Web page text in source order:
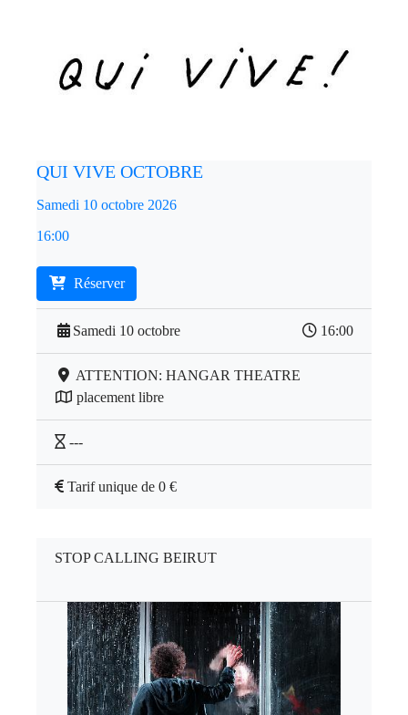
QUI VIVE OCTOBRE
Samedi 10 octobre 2026
16:00
Réserver
Samedi 10 octobre 16:00
ATTENTION: HANGAR THEATRE
placement libre
---
Tarif unique de 0 €
STOP CALLING BEIRUT